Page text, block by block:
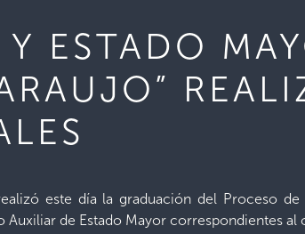
ESTADO
este día la graduación del Proceso
de Estado Mayor correspondientes al